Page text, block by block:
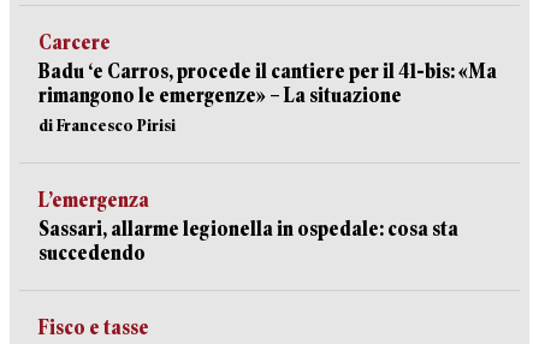
Carcere
Badu ‘e Carros, procede il cantiere per il 41-bis: «Ma
rimangono le emergenze» – La situazione
di Francesco Pirisi
L’emergenza
Sassari, allarme legionella in ospedale: cosa sta
succedendo
Fisco e tasse